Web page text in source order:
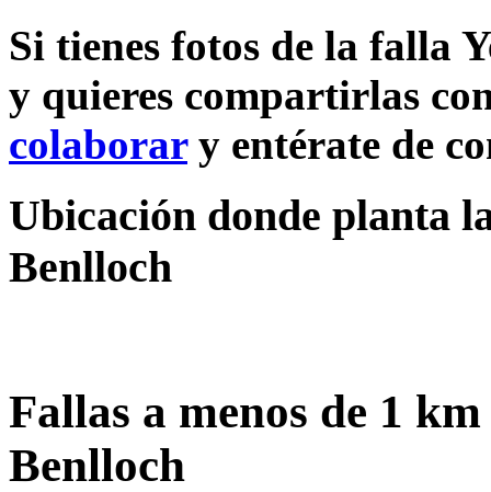
Si tienes fotos de la falla
y quieres compartirlas
colaborary entérate de
Ubicación donde planta
Benlloch
Fallas a menos de 1
Benlloch